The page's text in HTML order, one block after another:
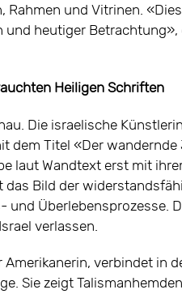
und Vitrinen.
heutiger Betrachtung»,
Heiligen Schriften
Die israelische
dem Titel «Der
laut Wandtext erst mit
das Bild der
Überlebensprozesse.
verlassen.
verbindet in
Sie zeigt